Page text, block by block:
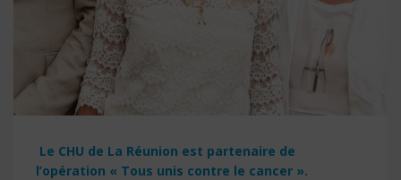
Le CHU de La Réunion est partenaire de
l’opération « Tous unis contre le cancer ».